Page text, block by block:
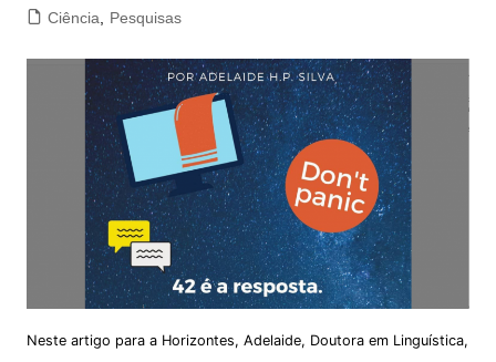
Ciência
Pesquisas
Neste artigo para a Horizontes, Adelaide, Doutora em Linguística,